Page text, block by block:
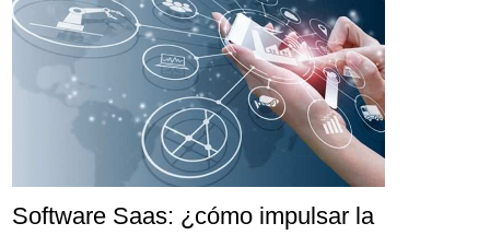
Software Saas: ¿cómo impulsar la